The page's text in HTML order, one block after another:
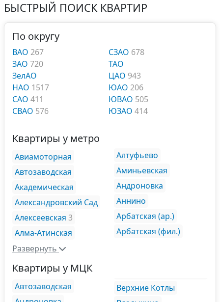
БЫСТРЫЙ ПОИСК КВАРТИР
По округу
ВАО 267
ЗАО 720
ЗелАО
НАО 1517
САО 411
СВАО 576
СЗАО 678
ТАО
ЦАО 943
ЮАО 206
ЮВАО 505
ЮЗАО 414
Квартиры у метро
Авиамоторная
Автозаводская
Академическая
Александровский Сад
Алексеевская 3
Алма-Атинская
Алтуфьево
Аминьевская
Андроновка
Аннино
Арбатская (ар.)
Арбатская (фил.)
Развернуть
Квартиры у МЦК
Автозаводская
Верхние Котлы